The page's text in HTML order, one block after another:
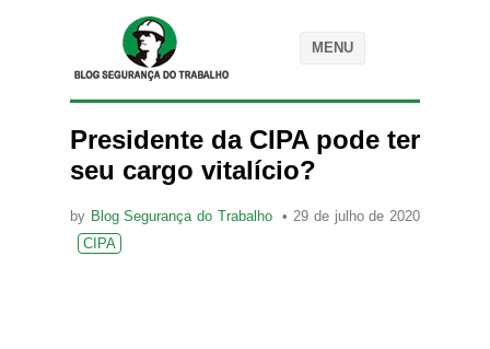
MENU
Presidente da CIPA pode ter
seu cargo vitalício?
by Blog Segurança do Trabalho
29 de julho de 2020
CIPA